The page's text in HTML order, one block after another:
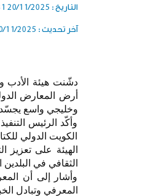
التاريخ : 20/11/2025 04:31
آخر تحديث : 2025 04:31
وخليجي واسع يجسّد
وأكّد الرئيس
الكويت الدولي
الهيئة على تعزيز
الثقافي في
وأشار إلى أن
المعرفي وتبادل